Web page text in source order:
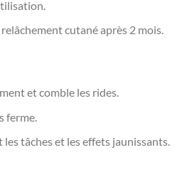
cutané après 2 mois.
et comble les rides.
ferme.
tâches et les effets jaunissants.